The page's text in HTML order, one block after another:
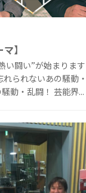
】
い闘い”が始まりま
れられないあの騒動
動・乱闘！ 芸能界...